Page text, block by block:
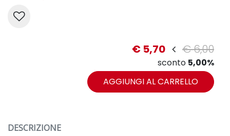
€ 5,70 € 6,00
sconto 5,00%
AGGIUNGI AL CARRELLO
DESCRIZIONE